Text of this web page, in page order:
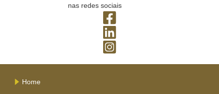
nas redes sociais
Home